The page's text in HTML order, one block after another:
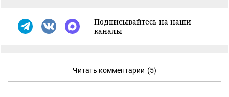
Подписывайтесь на наши
каналы
Читать комментарии (5)